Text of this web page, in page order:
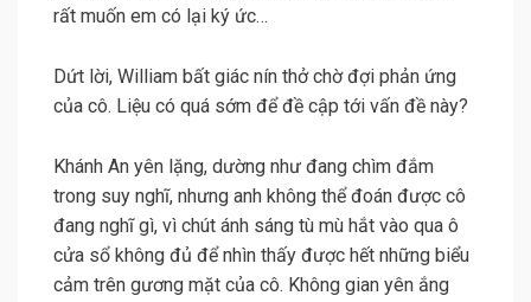
rất muốn em có lại ký ức…
Dứt lời, William bất giác nín thở chờ đợi phản ứng
của cô. Liệu có quá sớm để đề cập tới vấn đề này?
Khánh An yên lặng, dường như đang chìm đắm
trong suy nghĩ, nhưng anh không thể đoán được cô
đang nghĩ gì, vì chút ánh sáng tù mù hắt vào qua ô
cửa sổ không đủ để nhìn thấy được hết những biểu
cảm trên gương mặt của cô. Không gian yên ắng